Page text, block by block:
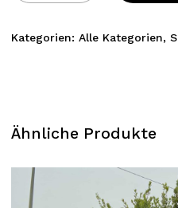
Kategorien: Alle Kategorien,
Ähnliche Produkte